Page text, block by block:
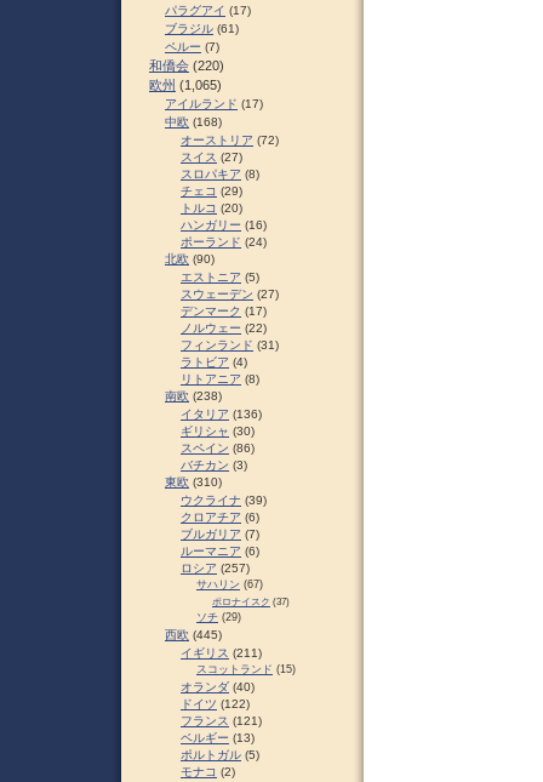
パラグアイ (17)
ブラジル (61)
ペルー (7)
和僑会 (220)
欧州 (1,065)
アイルランド (17)
中欧 (168)
オーストリア (72)
スイス (27)
スロパキア (8)
チェコ (29)
トルコ (20)
ハンガリー (16)
ポーランド (24)
北欧 (90)
エストニア (5)
スウェーデン (27)
デンマーク (17)
ノルウェー (22)
フィンランド (31)
ラトビア (4)
リトアニア (8)
南欧 (238)
イタリア (136)
ギリシャ (30)
スペイン (86)
バチカン (3)
東欧 (310)
ウクライナ (39)
クロアチア (6)
ブルガリア (7)
ルーマニア (6)
ロシア (257)
サハリン (67)
ポロナイスク (37)
ソチ (29)
西欧 (445)
イギリス (211)
スコットランド (15)
オランダ (40)
ドイツ (122)
フランス (121)
ベルギー (13)
ポルトガル (5)
モナコ (2)